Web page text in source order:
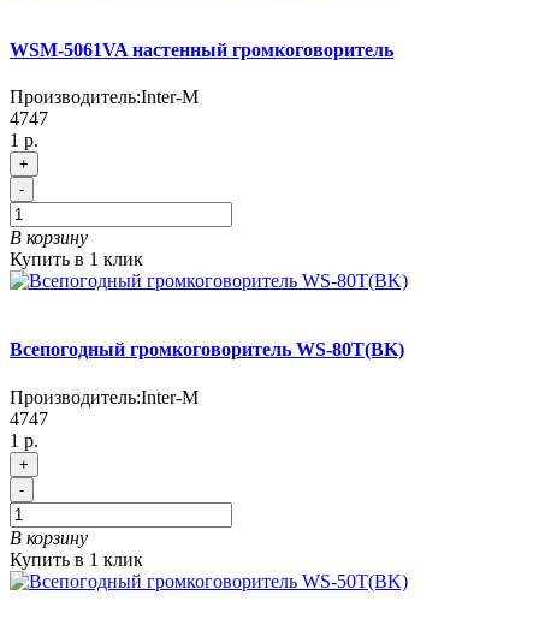
WSM-5061VA настенный громкоговоритель
Производитель:Inter-M
4747
1 р.
+
-
В корзину
Купить в 1 клик
Всепогодный громкоговоритель WS-80T(BK)
Производитель:Inter-M
4747
1 р.
+
-
В корзину
Купить в 1 клик